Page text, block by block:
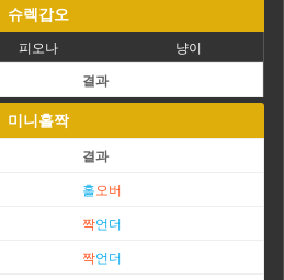
슈렉갑오
피오나 냥이
결과
미니홀짝
결과
홀오버
짝언더
짝언더